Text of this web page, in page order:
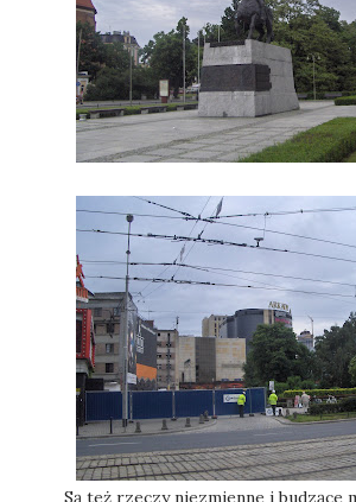
Są też rzeczy niezmienne i budzące moją olbrzymią